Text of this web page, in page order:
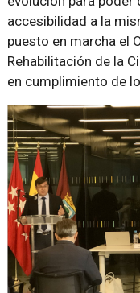
accesibilidad a la
puesto en marcha el
Rehabilitación de la
en cumplimiento de